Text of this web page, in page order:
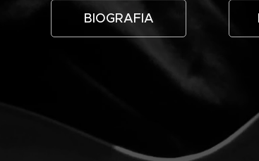
BIOGRAFIA